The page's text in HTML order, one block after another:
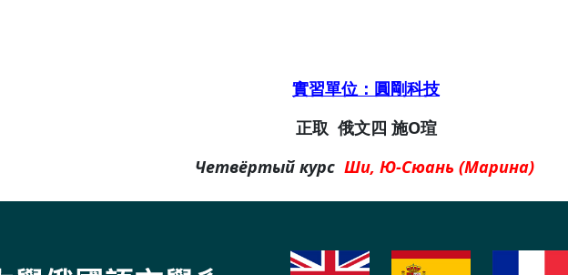
實習單位：圓剛科技
正取 俄文四 施O瑄
Четвёртый курс Ши, Ю-Сюань (Марина)